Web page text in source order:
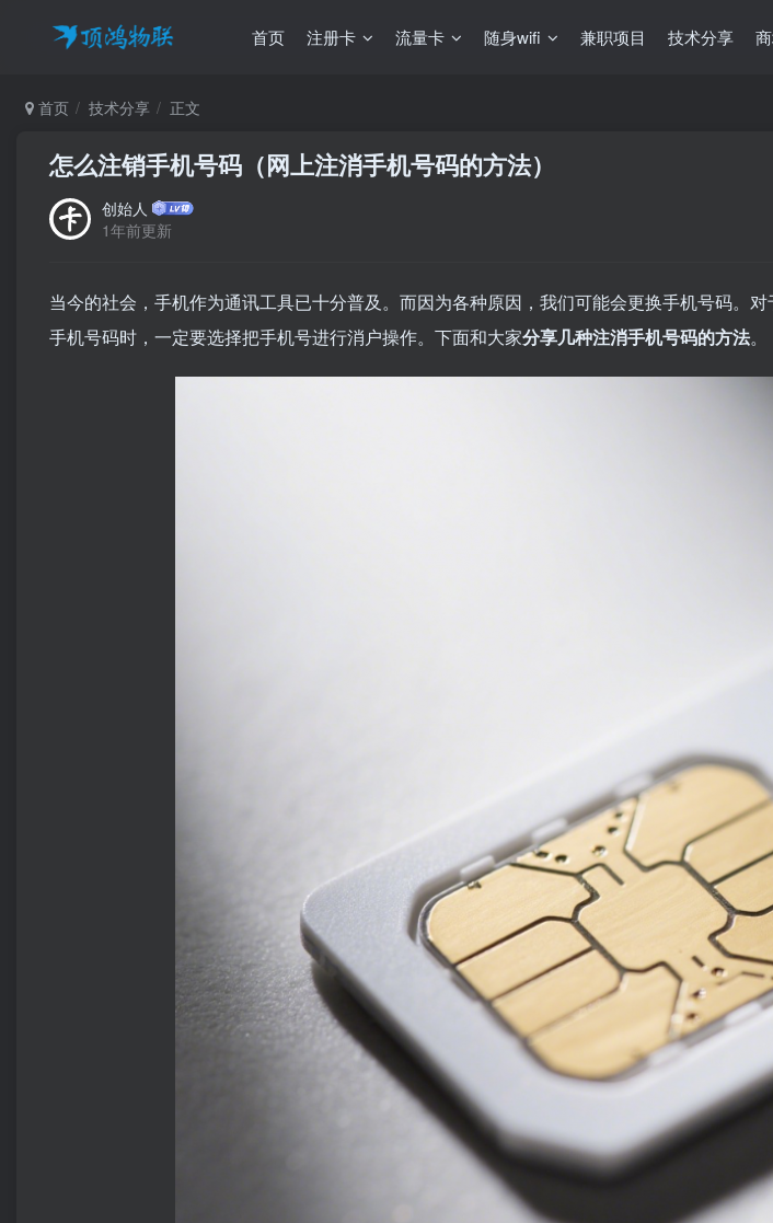
首页 注册卡 流量卡 随身wifi 兼职项目 技术分享
首页 技术分享 正文
怎么注销手机号码（网上注消手机号码的方法）
创始人
1年前更新
当今的社会，手机作为通讯工具已十分普及。而因为各种原因，我们可能会更换手机号码。
手机号码时，一定要选择把手机号进行消户操作。下面和大家分享几种注消手机号码的方法。